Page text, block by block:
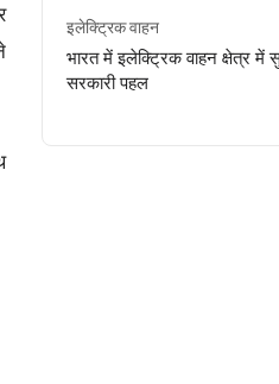
इलेक्ट्रिक वाहन
भारत में इलेक्ट्रिक वाहन क्षेत्र में
सरकारी पहल